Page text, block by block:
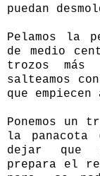
puedan
Pelamos la
de medio
trozos más
salteamos
que
Ponemos un
la panacota
dejar que
prepara el